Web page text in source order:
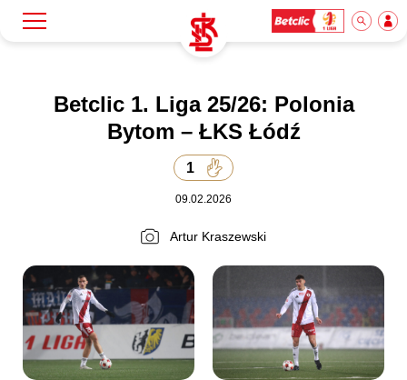
Akademia
Biznes
Betclic 1. Liga 25/26: Polonia
Bytom – ŁKS Łódź
1
09.02.2026
Artur Kraszewski